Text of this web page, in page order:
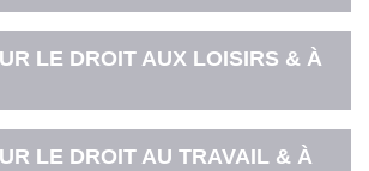
LE DROIT AUX LOISIRS & À
LE DROIT AU TRAVAIL & À